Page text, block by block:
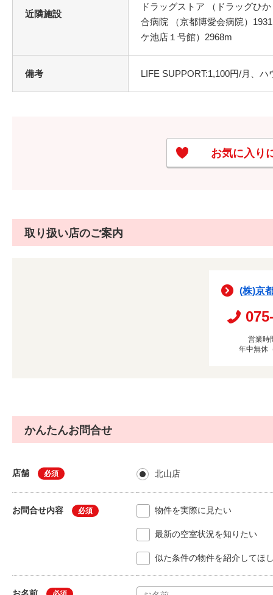
近隣施設
ドラッグストア （ドラッグひ
合病院 （京都博愛会病院）
ケ池店１号館）2968m
備考 LIFE SUPPORT:1,100円/月、
お気に入り
取り扱い店のご案内
(株)京
営業時
年中無休
かんたんお問合せ
店舗 必須 北山店
お問合せ内容 必須 物件を実際に見たい
最新の空室状況を知りたい
似た条件の物件を紹介してほ